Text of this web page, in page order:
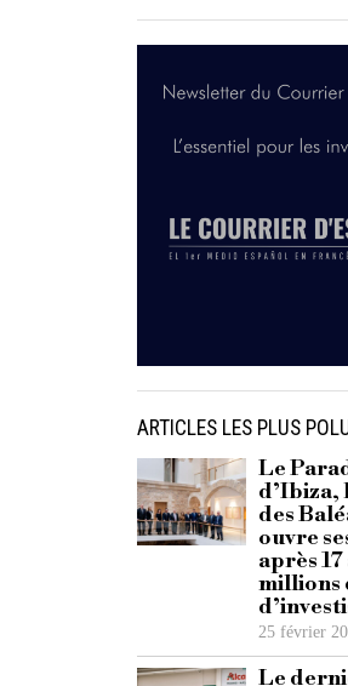
ARTICLES LES PLUS
Le
d’Ibiza,
des
ouvre
après
millions
25 février
Le